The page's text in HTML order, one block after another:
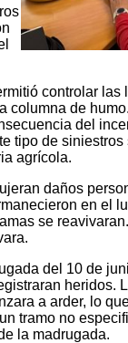
controlar las
columna de
del
tipo de
agrícola.
daños
en el
se
del 10 de
heridos.
a arder, lo
tramo no
la madrugada.